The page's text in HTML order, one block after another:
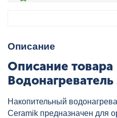
Описание
Описание товара
THERMEX
ЭдЭ001635
Накопительный
Ceramik предназначен для